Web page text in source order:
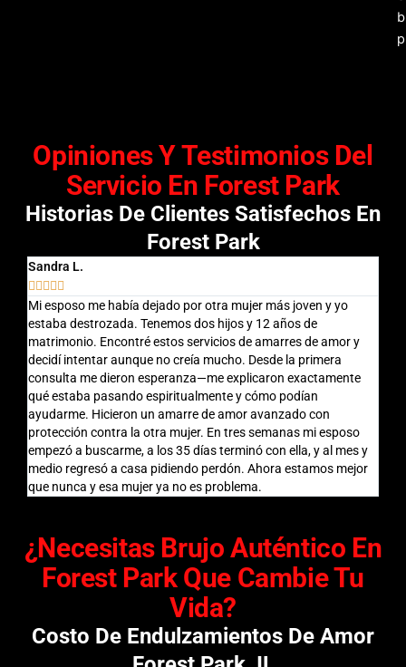
Opiniones Y Testimonios Del
Servicio En Forest Park
Historias De Clientes Satisfechos En
Forest Park
Sandra L.
    
Mi esposo me había dejado por otra mujer más joven y yo
estaba destrozada. Tenemos dos hijos y 12 años de
matrimonio. Encontré estos servicios de amarres de amor y
decidí intentar aunque no creía mucho. Desde la primera
consulta me dieron esperanza—me explicaron exactamente
qué estaba pasando espiritualmente y cómo podían
ayudarme. Hicieron un amarre de amor avanzado con
protección contra la otra mujer. En tres semanas mi esposo
empezó a buscarme, a los 35 días terminó con ella, y al mes y
medio regresó a casa pidiendo perdón. Ahora estamos mejor
que nunca y esa mujer ya no es problema.
¿Necesitas Brujo Auténtico En
Forest Park Que Cambie Tu
Vida?
Costo De Endulzamientos De Amor